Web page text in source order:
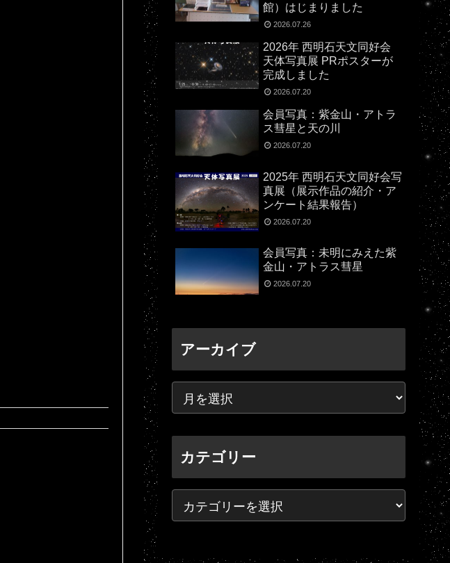
館）はじまりました
2026.07.26
2026年 西明石天文同好会
天体写真展 PRポスターが
完成しました
2026.07.20
会員写真：紫金山・アトラ
ス彗星と天の川
2026.07.20
2025年 西明石天文同好会写
真展（展示作品の紹介・ア
ンケート結果報告）
2026.07.20
会員写真：未明にみえた紫
金山・アトラス彗星
2026.07.20
アーカイブ
カテゴリー